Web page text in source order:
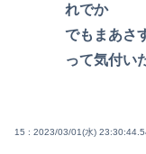
れでか
でもまあさ
って気付い
15 : 2023/03/01(水)